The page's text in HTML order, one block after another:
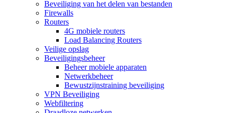
Beveiliging van het delen van bestanden
Firewalls
Routers
4G mobiele routers
Load Balancing Routers
Veilige opslag
Beveiligingsbeheer
Beheer mobiele apparaten
Netwerkbeheer
Bewustzijnstraining beveiliging
VPN Beveiliging
Webfiltering